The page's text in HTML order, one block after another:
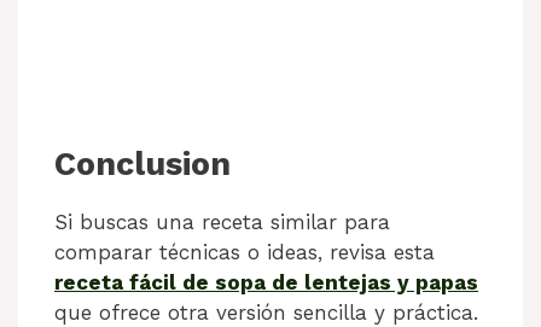
Conclusion
Si buscas una receta similar para
comparar técnicas o ideas, revisa esta
receta fácil de sopa de lentejas y papas
que ofrece otra versión sencilla y práctica.